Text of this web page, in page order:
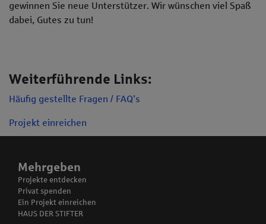
gewinnen Sie neue Unterstützer. Wir wünschen viel Spaß
dabei, Gutes zu tun!
Weiterführende Links:
Häufig gestellte Fragen / FAQ's
Projekt einreichen
Mehrgeben
Projekte entdecken
Privat spenden
Ein Projekt einreichen
HAUS DER STIFTER